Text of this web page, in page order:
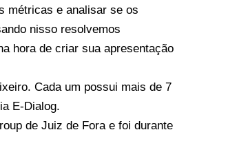
métricas e analisar se os
nisso resolvemos
hora de criar sua apresentação
Cada um possui mais de 7
E-Dialog.
de Juiz de Fora e foi durante